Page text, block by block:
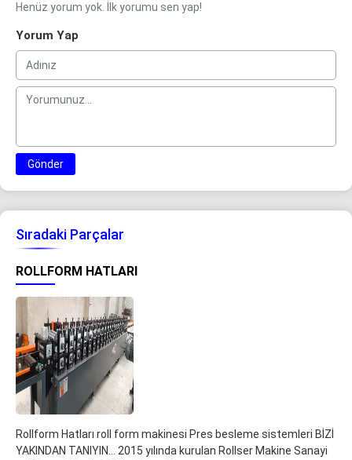
Henüz yorum yok. İlk yorumu sen yap!
Yorum Yap
Gönder
Sıradaki Parçalar
ROLLFORM HATLARI
Rollform Hatları roll form makinesi Pres besleme sistemleri BİZİ
YAKINDAN TANIYIN... 2015 yılında kurulan Rollser Makine Sanayi